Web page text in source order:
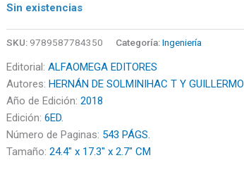
Sin existencias
SKU: 9789587784350 Categoría:Ingeniería
Editorial: ALFAOMEGA EDITORES
Autores: HERNÁN DE SOLMINIHAC T Y
Año de Edición: 2018
Edición: 6ED.
Número de Paginas: 543 PÁGS.
Tamaño: 24.4" x 17.3" x 2.7" CM